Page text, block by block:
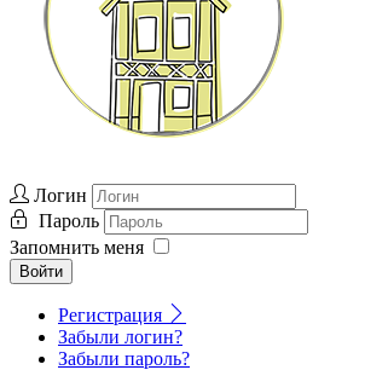
Логин
Пароль
Запомнить меня
Войти
Регистрация
Забыли логин?
Забыли пароль?